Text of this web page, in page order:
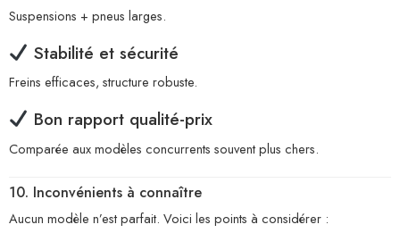
Suspensions + pneus larges.
Stabilité et sécurité
Freins efficaces, structure robuste.
Bon rapport qualité-prix
Comparée aux modèles concurrents souvent plus chers.
10. Inconvénients à connaître
Aucun modèle n’est parfait. Voici les points à considérer :